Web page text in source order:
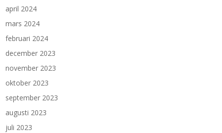
april 2024
mars 2024
februari 2024
december 2023
november 2023
oktober 2023
september 2023
augusti 2023
juli 2023